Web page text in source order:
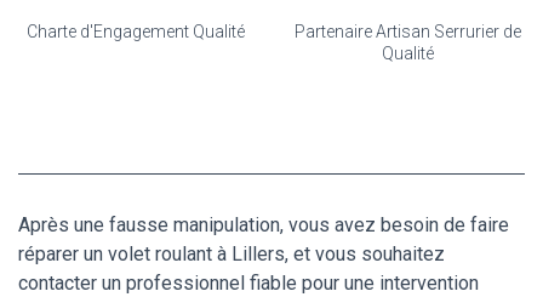
Charte d'Engagement Qualité
Partenaire Artisan Serrurier de
Qualité
Après une fausse manipulation, vous avez besoin de faire
réparer un volet roulant à Lillers, et vous souhaitez
contacter un professionnel fiable pour une intervention